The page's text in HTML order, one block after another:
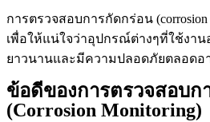
การตรวจสอบการกัดกร่อน (corrosion
เพื่อให้แน่ใจว่าอุปกรณ์ต่างๆที่ใช้งา
ยาวนานและมีความปลอดภัยตลอดอ
ข้อดีของการตรวจสอบก
(Corrosion Monitoring)